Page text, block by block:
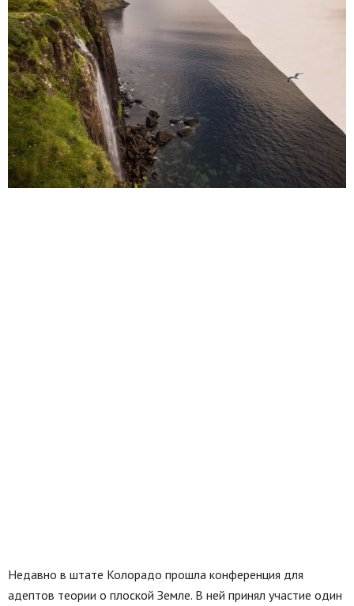
Недавно в штате Колорадо прошла конференция для
адептов теории о плоской Земле. В ней принял участие один